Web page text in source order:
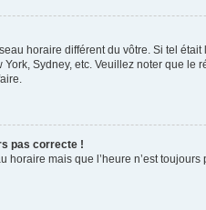
horaire différent du vôtre. Si tel
Sydney, etc. Veuillez noter que
pas correcte !
horaire mais que l’heure n’est